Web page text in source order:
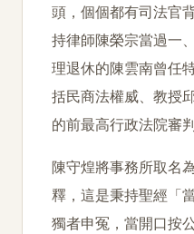
頭，個個都有司法官
持律師陳榮宗當過一
理退休的陳雲南曾任
括民商法權威、教授
的前最高行政法院審
陳守煌將事務所取名
釋，這是秉持聖經「
獨者申冤，當開口按